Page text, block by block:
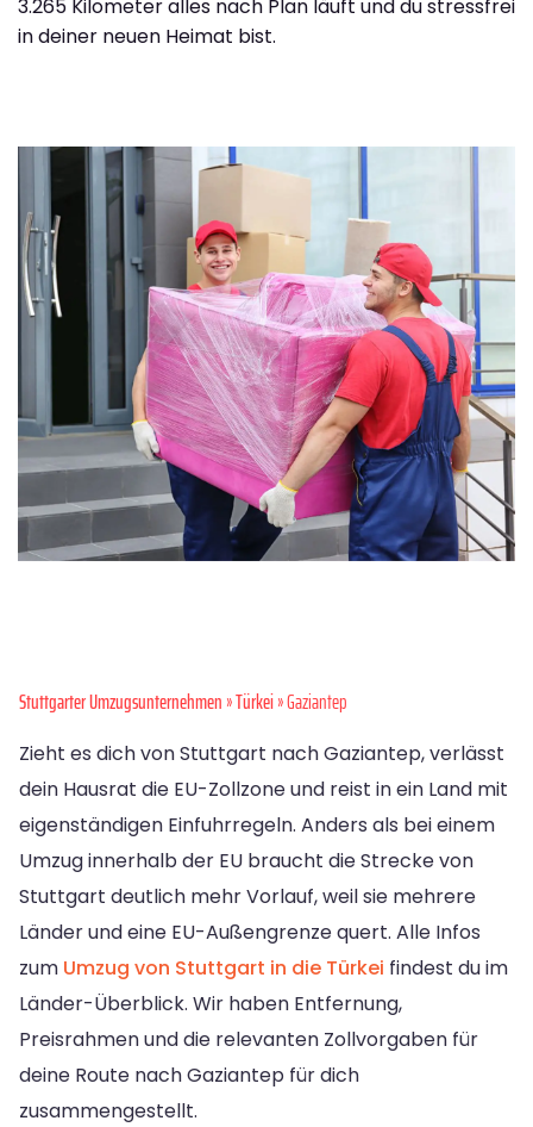
3.265 Kilometer alles nach Plan läuft und du stressfrei
in deiner neuen Heimat bist.
Stuttgarter Umzugsunternehmen»Türkei» Gaziantep
Zieht es dich von Stuttgart nach Gaziantep, verlässt
dein Hausrat die EU-Zollzone und reist in ein Land mit
eigenständigen Einfuhrregeln. Anders als bei einem
Umzug innerhalb der EU braucht die Strecke von
Stuttgart deutlich mehr Vorlauf, weil sie mehrere
Länder und eine EU-Außengrenze quert. Alle Infos
zum Umzug von Stuttgart in die Türkei findest du im
Länder-Überblick. Wir haben Entfernung,
Preisrahmen und die relevanten Zollvorgaben für
deine Route nach Gaziantep für dich
zusammengestellt.